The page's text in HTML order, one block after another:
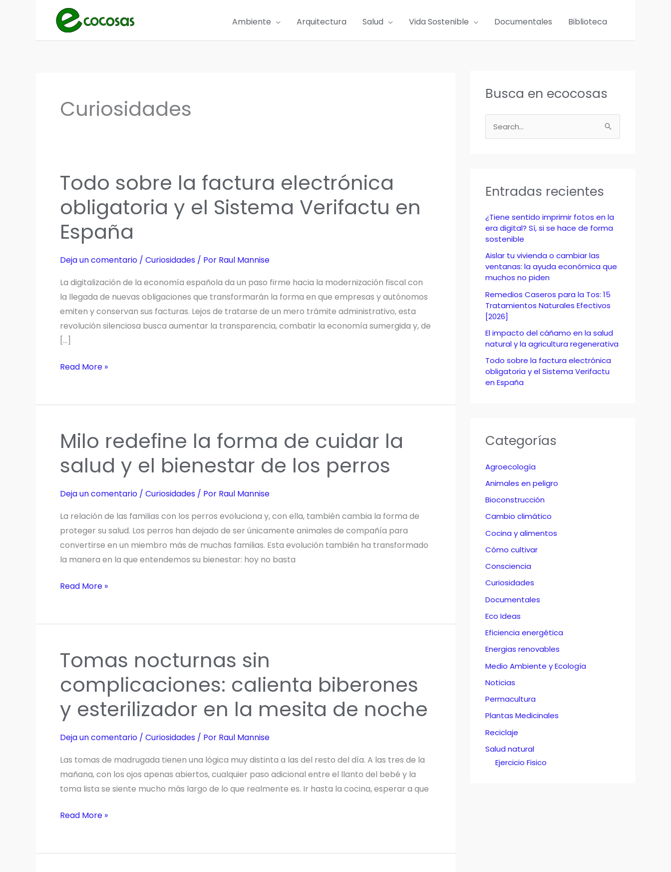
Ambiente Arquitectura Salud Vida Sostenible Documentales Biblioteca
Curiosidades
Todo sobre la factura electrónica
obligatoria y el Sistema Verifactu en
España
Deja un comentario / Curiosidades / Por Raul Mannise
La digitalización de la economía española da un paso firme hacia la modernización fiscal con
la llegada de nuevas obligaciones que transformarán la forma en que empresas y autónomos
emiten y conservan sus facturas. Lejos de tratarse de un mero trámite administrativo, esta
revolución silenciosa busca aumentar la transparencia, combatir la economía sumergida y, de
[…]
Todo
obligatoria
el
Verifactu
en
España
Read More »
Milo redefine la forma de cuidar la
salud y el bienestar de los perros
Deja un comentario / Curiosidades / Por Raul Mannise
La relación de las familias con los perros evoluciona y, con ella, también cambia la forma de
proteger su salud. Los perros han dejado de ser únicamente animales de compañía para
convertirse en un miembro más de muchas familias. Esta evolución también ha transformado
la manera en la que entendemos su bienestar: hoy no basta
Milo
cuidar
salud
el
los
perros
Read More »
Tomas nocturnas sin
complicaciones: calienta biberones
y esterilizador en la mesita de noche
Deja un comentario / Curiosidades / Por Raul Mannise
Las tomas de madrugada tienen una lógica muy distinta a las del resto del día. A las tres de la
mañana, con los ojos apenas abiertos, cualquier paso adicional entre el llanto del bebé y la
toma lista se siente mucho más largo de lo que realmente es. Ir hasta la cocina, esperar a que
Tomas
Read More »
Busca en ecocosas
u
r
o
r
:
Entradas recientes
¿Tiene sentido imprimir fotos en la
era digital? Sí, si se hace de forma
sostenible
Aislar tu vivienda o cambiar las
ventanas: la ayuda económica que
muchos no piden
Remedios Caseros para la Tos: 15
Tratamientos Naturales Efectivos
[2026]
El impacto del cáñamo en la salud
natural y la agricultura regenerativa
Todo sobre la factura electrónica
obligatoria y el Sistema Verifactu
en España
Categorías
Agroecología
Animales en peligro
Bioconstrucción
Cambio climático
Cocina y alimentos
Cómo cultivar
Consciencia
Curiosidades
Documentales
Eco Ideas
Eficiencia energética
Energias renovables
Medio Ambiente y Ecología
Noticias
Permacultura
Plantas Medicinales
Reciclaje
Salud natural
Ejercicio Fisico